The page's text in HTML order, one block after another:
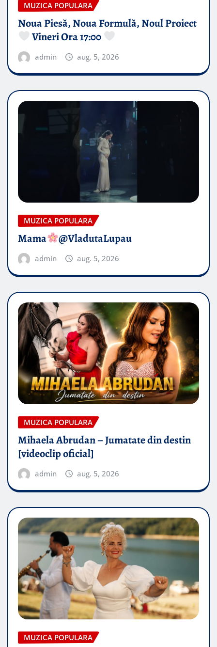
MUZICA POPULARA
Noua Piesă, Noua Formulă, Noul Proiect
Vineri Ora 17:00
admin aug. 5, 2026
MUZICA POPULARA
Mama @VladutaLupau
admin aug. 5, 2026
MUZICA POPULARA
Mihaela Abrudan – Jumatate din destin
[videoclip oficial]
admin aug. 5, 2026
MUZICA POPULARA